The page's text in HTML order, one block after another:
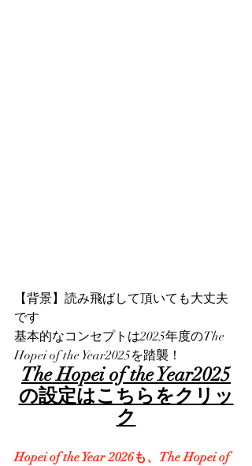
【背景】読み飛ばして頂いても大丈夫
です
基本的なコンセプトは2025年度のThe
Hopei of the Year2025を踏襲！
The Hopei of the Year2025
の設定はこちらをクリッ
ク
Hopei of the Year 2026も、The Hopei of